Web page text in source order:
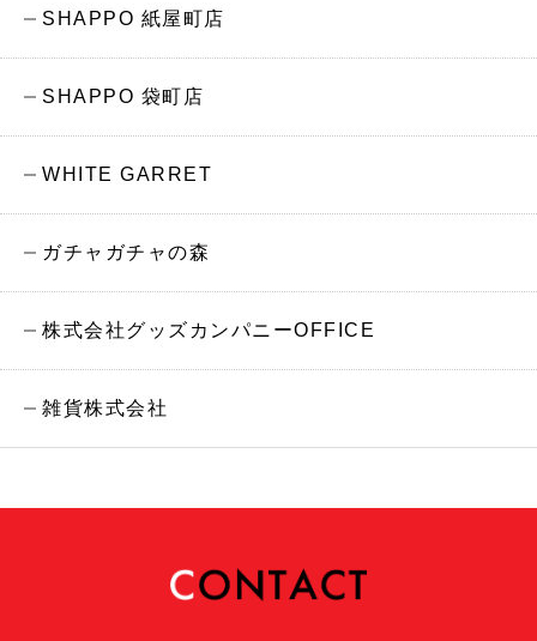
SHAPPO 紙屋町店
SHAPPO 袋町店
WHITE GARRET
ガチャガチャの森
株式会社グッズカンパニーOFFICE
雑貨株式会社